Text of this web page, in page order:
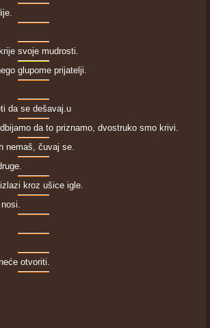
svoje mudrosti.
glupome prijatelji.
da se dešavaj.u
da to priznamo, dvostruko smo krivi.
nemaš, čuvaj se.
kroz ušice igle.
otvoriti.